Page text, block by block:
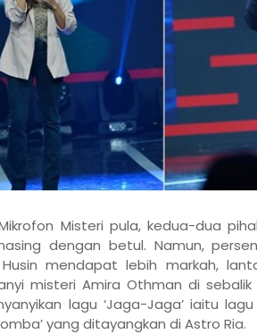
Misteri pula, kedua-dua
dengan betul. Namun,
mendapat lebih markah,
misteri Amira Othman di
lagu ‘Jaga-Jaga’ iaitu
yang ditayangkan di Astro Ria.